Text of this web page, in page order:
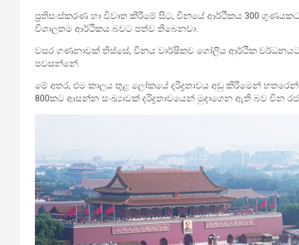
ප්‍රතිසංස්කරණ හා විවෘත කිරීමේ සිට, චීනයේ ආර්ථිකය 300
විශාලතම ආර්ථිකය බවට පත්ව තිබෙනවා.
වසර ගණනාවක් තිස්සේ, චීනය වාර්ෂිකව ගෝලීය ආර්ථික
පවසන්නේ.
මේ අතර, එම කාලය තුළ ලෝකයේ දරිද්‍රතාවය අඩු කිරීමෙන්
800කට ආසන්න සංඛ්‍යාවක් දරිද්‍රතාවයෙන් මුදාගෙන ඇති බව චීන